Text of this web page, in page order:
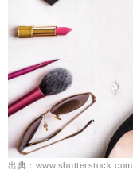
出典：www.shutterstock.com